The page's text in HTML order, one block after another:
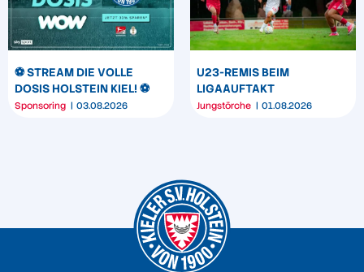
⚽️ STREAM DIE VOLLE
DOSIS HOLSTEIN KIEL! ⚽️
Sponsoring 03.08.2026
U23-REMIS BEIM
LIGAAUFTAKT
Jungstörche 01.08.2026